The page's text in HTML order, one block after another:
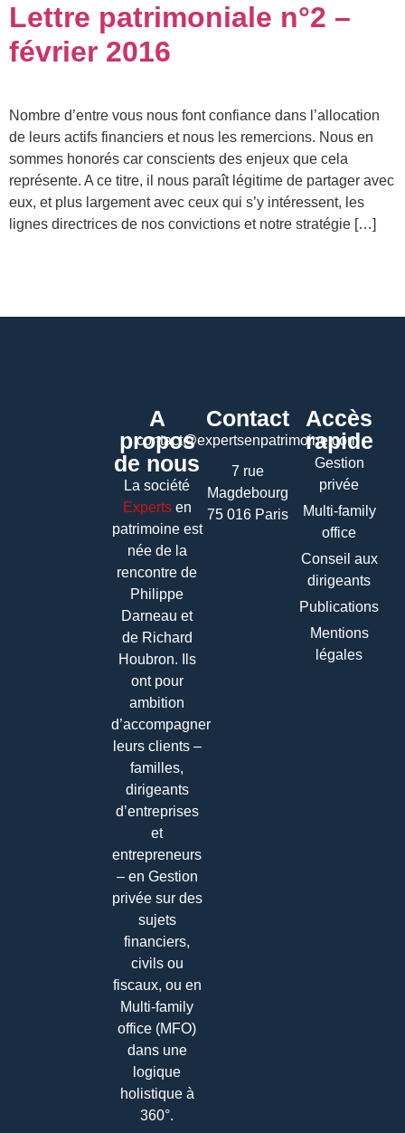
Lettre patrimoniale n°2 –
février 2016
Nombre d’entre vous nous font confiance dans l’allocation
de leurs actifs financiers et nous les remercions. Nous en
sommes honorés car conscients des enjeux que cela
représente. A ce titre, il nous paraît légitime de partager avec
eux, et plus largement avec ceux qui s’y intéressent, les
lignes directrices de nos convictions et notre stratégie […]
A
propos
de nous
La société
Expertsen
patrimoine est
née de la
rencontre de
Philippe
Darneau et
de Richard
Houbron. Ils
ont pour
ambition
d’accompagner
leurs clients –
familles,
dirigeants
d’entreprises
et
entrepreneurs
– en Gestion
privée sur des
sujets
financiers,
civils ou
fiscaux, ou en
Multi-family
office (MFO)
dans une
logique
holistique à
360°.
Contact
contact@expertsenpatrimoine.com
7 rue
Magdebourg
75 016 Paris
Accès
rapide
Gestion
privée
Multi-family
office
Conseil aux
dirigeants
Publications
Mentions
légales